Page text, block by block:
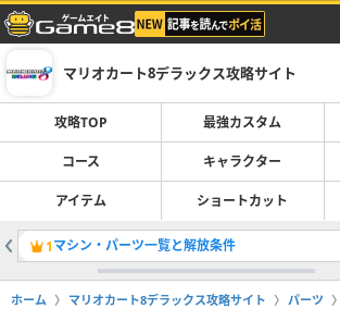
マリオカート8デラックス攻略サイト
攻略TOP 最強カスタム
コース キャラクター
アイテム ショートカット
1マシン・パーツ一覧と解放条件
ホーム マリオカート8デラックス攻略サイト パーツ